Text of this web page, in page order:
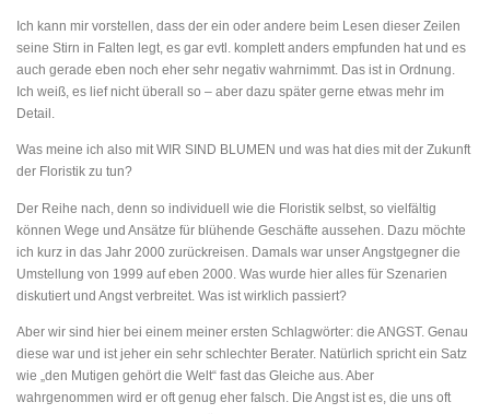
Ich kann mir vorstellen, dass der ein oder andere beim Lesen dieser Zeilen
seine Stirn in Falten legt, es gar evtl. komplett anders empfunden hat und es
auch gerade eben noch eher sehr negativ wahrnimmt. Das ist in Ordnung.
Ich weiß, es lief nicht überall so – aber dazu später gerne etwas mehr im
Detail.
Was meine ich also mit WIR SIND BLUMEN und was hat dies mit der Zukunft
der Floristik zu tun?
Der Reihe nach, denn so individuell wie die Floristik selbst, so vielfältig
können Wege und Ansätze für blühende Geschäfte aussehen. Dazu möchte
ich kurz in das Jahr 2000 zurückreisen. Damals war unser Angstgegner die
Umstellung von 1999 auf eben 2000. Was wurde hier alles für Szenarien
diskutiert und Angst verbreitet. Was ist wirklich passiert?
Aber wir sind hier bei einem meiner ersten Schlagwörter: die ANGST. Genau
diese war und ist jeher ein sehr schlechter Berater. Natürlich spricht ein Satz
wie „den Mutigen gehört die Welt“ fast das Gleiche aus. Aber
wahrgenommen wird er oft genug eher falsch. Die Angst ist es, die uns oft